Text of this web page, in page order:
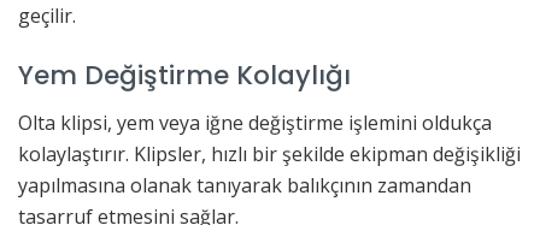
geçilir.
Yem Değiştirme Kolaylığı
Olta klipsi, yem veya iğne değiştirme işlemini oldukça
kolaylaştırır. Klipsler, hızlı bir şekilde ekipman değişikliği
yapılmasına olanak tanıyarak balıkçının zamandan
tasarruf etmesini sağlar.